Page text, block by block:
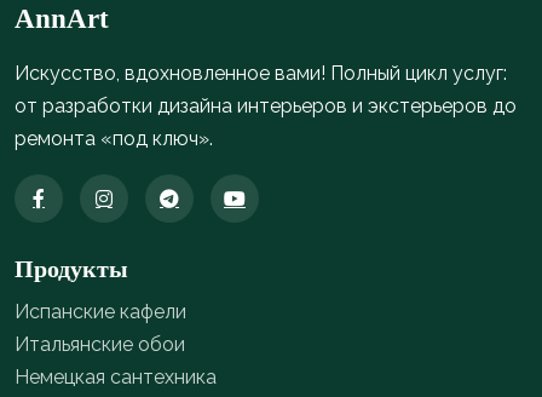
AnnArt
Искусство, вдохновленное вами! Полный цикл услуг:
от разработки дизайна интерьеров и экстерьеров до
ремонта «под ключ».
Продукты
Испанские кафели
Итальянские обои
Немецкая сантехника